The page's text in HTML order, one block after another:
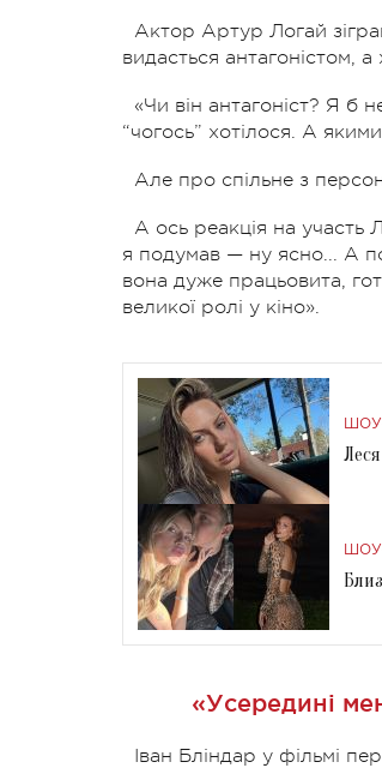
Актор Артур Логай
видасться антагоністом,
«Чи він антагоніст? Я б
“чогось” хотілося. А
Але про спільне з
А ось реакція на участь
я подумав — ну ясно... А
вона дуже працьовита,
великої ролі у кіно».
«Усередині
Іван Бліндар у фільмі